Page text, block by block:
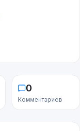
0
Комментариев